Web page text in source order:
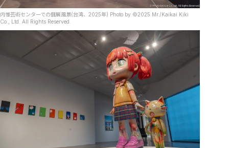
内惟芸術センターでの個展風景(台湾、2025年) Photo by ©2025 Mr./Kaikai Kiki
Co., Ltd. All Rights Reserved.